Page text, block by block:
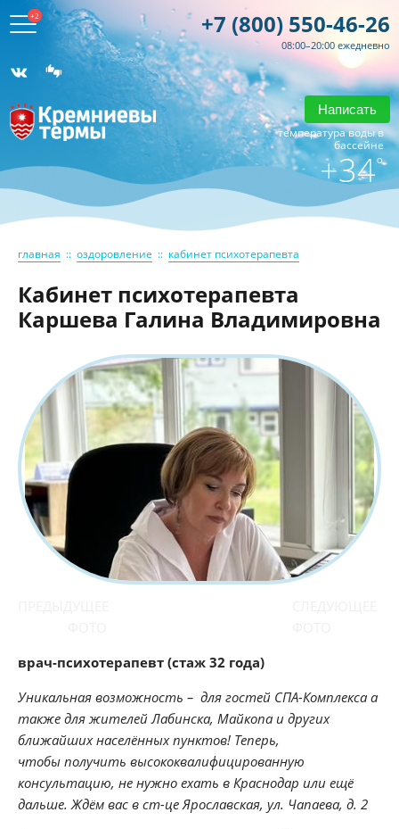
+2 +7 (800) 550-46-26
08:00–20:00 ежедневно
Написать
температура воды в
бассейне
+34°
главная :: оздоровление :: кабинет психотерапевта
Кабинет психотерапевта
Каршева Галина Владимировна
врач-психотерапевт (стаж 32 года)
Уникальная возможность – для гостей СПА-Комплекса а
также для жителей Лабинска, Майкопа и других
ближайших населённых пунктов! Теперь,
чтобы получить высококвалифицированную
консультацию, не нужно ехать в Краснодар или ещё
дальше. Ждём вас в ст-це Ярославская, ул. Чапаева, д. 2